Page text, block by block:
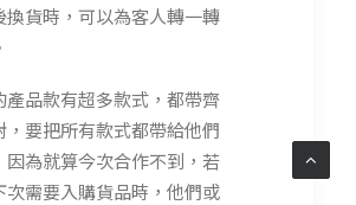
換貨時，可以為客人轉一轉
產品款有超多款式，都帶齊
，要把所有款式都帶給他們
因為就算今次合作不到，若
次需要入購貨品時，他們或